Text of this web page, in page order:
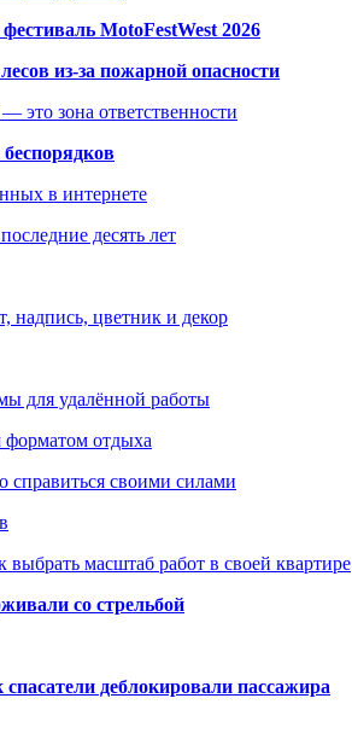
MotoFestWest 2026
из-за пожарной опасности
это зона ответственности
в интернете
десять лет
надпись, цветник и декор
для удалённой работы
форматом отдыха
справиться своими силами
масштаб работ в своей квартире
со стрельбой
деблокировали пассажира